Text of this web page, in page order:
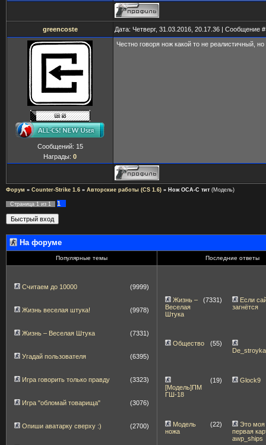
greencoste Дата: Четверг, 31.03.2016, 20.17.36 | Сообщение
Сообщений: 15
Награды: 0
Честно говоря нож какой то не реалистичный,
Форум » Counter-Strike 1.6 » Авторские работы (CS 1.6) » Нож ОСА-С тит (Модель)
Страница 1 из 1 1
На форуме
Популярные темы Последние ответы
Считаем до 10000 (9999)
Жизнь веселая штука! (9978)
Жизнь – Веселая Штука (7331)
Угадай пользователя (6395)
Игра говорить только правду (3323)
Игра "обломай товарища" (3076)
Опиши аватарку сверху :) (2700)
Жизнь –
Веселая
Штука
(7331)
Если
загнётся
Общество
(55)
[Модель]ПМ
ГШ-18
(19) Glock9
Модель
ножа
(22)
Это моя
первая
awp_ships